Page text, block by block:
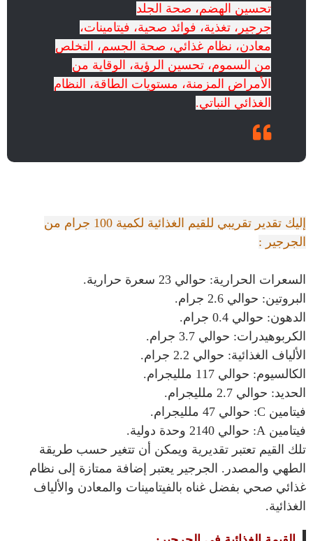
تحسين الهضم، صحة الجلد
جرجير، تغذية، فوائد صحية، فيتامينات،
معادن، نظام غذائي، صحة الجسم، التخلص
من السموم، تحسين الرؤية، الوقاية من
الأمراض المزمنة، مستويات الطاقة، النظام
الغذائي النباتي.
إليك تقدير تقريبي للقيم الغذائية لكمية 100 جرام من
الجرجير :
السعرات الحرارية: حوالي 23 سعرة حرارية.
البروتين: حوالي 2.6 جرام.
الدهون: حوالي 0.4 جرام.
الكربوهيدرات: حوالي 3.7 جرام.
الألياف الغذائية: حوالي 2.2 جرام.
الكالسيوم: حوالي 117 ملليجرام.
الحديد: حوالي 2.7 ملليجرام.
فيتامين C: حوالي 47 ملليجرام.
فيتامين A: حوالي 2140 وحدة دولية.
تلك القيم تعتبر تقديرية ويمكن أن تتغير حسب طريقة
الطهي والمصدر. الجرجير يعتبر إضافة ممتازة إلى نظام
غذائي صحي بفضل غناه بالفيتامينات والمعادن والألياف
الغذائية.